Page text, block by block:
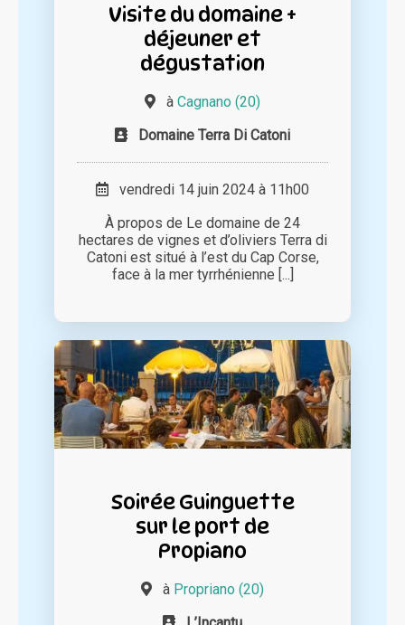
Visite du domaine +
déjeuner et
dégustation
à Cagnano (20)
Domaine Terra Di Catoni
vendredi 14 juin 2024 à 11h00
À propos de Le domaine de 24
hectares de vignes et d’oliviers Terra di
Catoni est situé à l’est du Cap Corse,
face à la mer tyrrhénienne [...]
Soirée Guinguette
sur le port de
Propiano
à Propriano (20)